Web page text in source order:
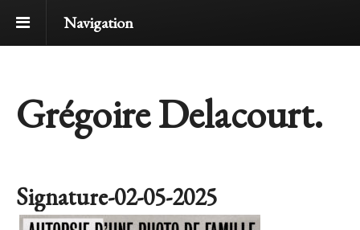
Navigation
Grégoire Delacourt.
Signature-02-05-2025